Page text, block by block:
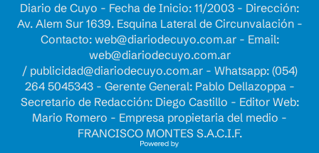
Diario de Cuyo - Fecha de Inicio: 11/2003 - Dirección:
Av. Alem Sur 1639. Esquina Lateral de Circunvalación -
Contacto: web@diariodecuyo.com.ar- Email:
web@diariodecuyo.com.ar
/ publicidad@diariodecuyo.com.ar- Whatsapp: (054)
264 5045343 - Gerente General: Pablo Dellazoppa -
Secretario de Redacción: Diego Castillo - Editor Web:
Mario Romero - Empresa propietaria del medio -
FRANCISCO MONTES S.A.C.I.F.